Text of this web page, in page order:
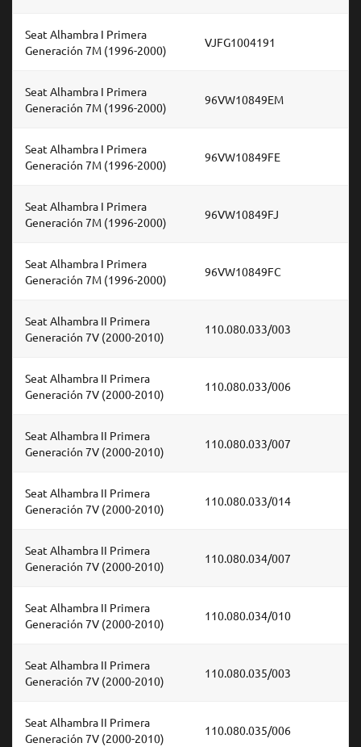
Seat Alhambra I Primera
Generación 7M (1996-2000)
VJFG1004191
Seat Alhambra I Primera
Generación 7M (1996-2000)
96VW10849EM
Seat Alhambra I Primera
Generación 7M (1996-2000)
96VW10849FE
Seat Alhambra I Primera
Generación 7M (1996-2000)
96VW10849FJ
Seat Alhambra I Primera
Generación 7M (1996-2000)
96VW10849FC
Seat Alhambra II Primera
Generación 7V (2000-2010)
110.080.033/003
Seat Alhambra II Primera
Generación 7V (2000-2010)
110.080.033/006
Seat Alhambra II Primera
Generación 7V (2000-2010)
110.080.033/007
Seat Alhambra II Primera
Generación 7V (2000-2010)
110.080.033/014
Seat Alhambra II Primera
Generación 7V (2000-2010)
110.080.034/007
Seat Alhambra II Primera
Generación 7V (2000-2010)
110.080.034/010
Seat Alhambra II Primera
Generación 7V (2000-2010)
110.080.035/003
Seat Alhambra II Primera
Generación 7V (2000-2010)
110.080.035/006